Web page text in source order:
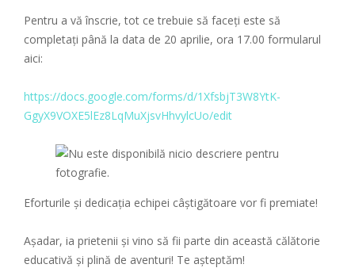
Pentru a vă înscrie, tot ce trebuie să faceți este să
completați până la data de 20 aprilie, ora 17.00 formularul
aici:
https://docs.google.com/forms/d/1XfsbjT3W8YtK-
GgyX9VOXE5lEz8LqMuXjsvHhvylcUo/edit
Eforturile și dedicația echipei câștigătoare vor fi premiate!
Așadar, ia prietenii și vino să fii parte din această călătorie
educativă și plină de aventuri! Te așteptăm!